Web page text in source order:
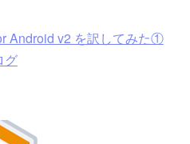
Android v2 を訳してみた①
グ